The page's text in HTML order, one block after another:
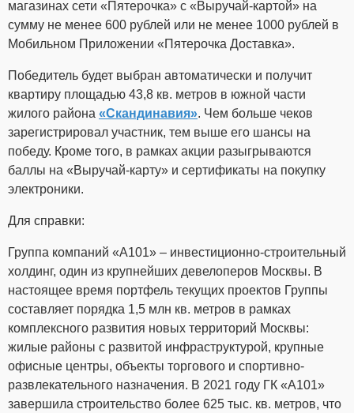
магазинах сети «Пятерочка» с «Выручай-картой» на
сумму не менее 600 рублей или не менее 1000 рублей в
Мобильном Приложении «Пятерочка Доставка».
Победитель будет выбран автоматически и получит
квартиру площадью 43,8 кв. метров в южной части
жилого района «Скандинавия». Чем больше чеков
зарегистрировал участник, тем выше его шансы на
победу. Кроме того, в рамках акции разыгрываются
баллы на «Выручай-карту» и сертификаты на покупку
электроники.
Для справки:
Группа компаний «А101» – инвестиционно-строительный
холдинг, один из крупнейших девелоперов Москвы. В
настоящее время портфель текущих проектов Группы
составляет порядка 1,5 млн кв. метров в рамках
комплексного развития новых территорий Москвы:
жилые районы с развитой инфраструктурой, крупные
офисные центры, объекты торгового и спортивно-
развлекательного назначения. В 2021 году ГК «А101»
завершила строительство более 625 тыс. кв. метров, что